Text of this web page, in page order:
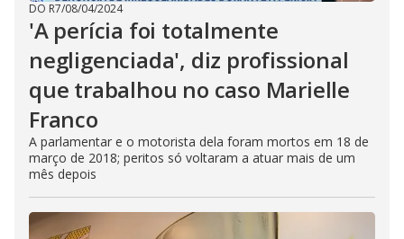
DO R7/08/04/2024
'A perícia foi totalmente
negligenciada', diz profissional
que trabalhou no caso Marielle
Franco
A parlamentar e o motorista dela foram mortos em 18 de
março de 2018; peritos só voltaram a atuar mais de um
mês depois